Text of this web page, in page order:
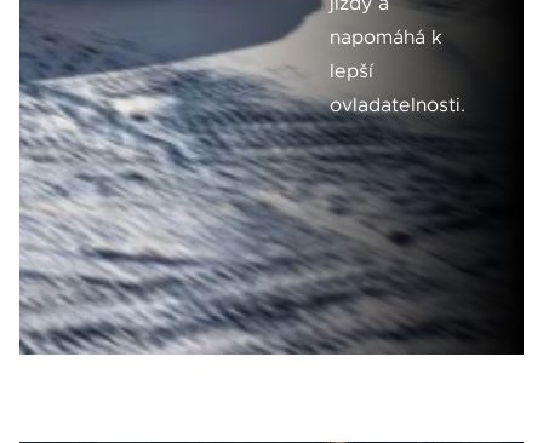
napomáhá k
lepší
ovladatelnosti.